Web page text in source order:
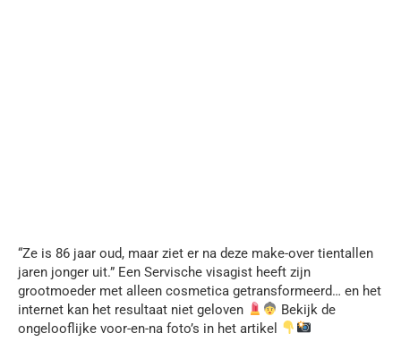
“Ze is 86 jaar oud, maar ziet er na deze make-over tientallen
jaren jonger uit.” Een Servische visagist heeft zijn
grootmoeder met alleen cosmetica getransformeerd… en het
internet kan het resultaat niet geloven
Bekijk de
ongelooflijke voor-en-na foto’s in het artikel